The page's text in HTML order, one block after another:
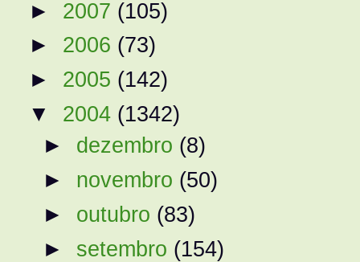
► 2007 (105)
► 2006 (73)
► 2005 (142)
▼ 2004 (1342)
► dezembro (8)
► novembro (50)
► outubro (83)
► setembro (154)